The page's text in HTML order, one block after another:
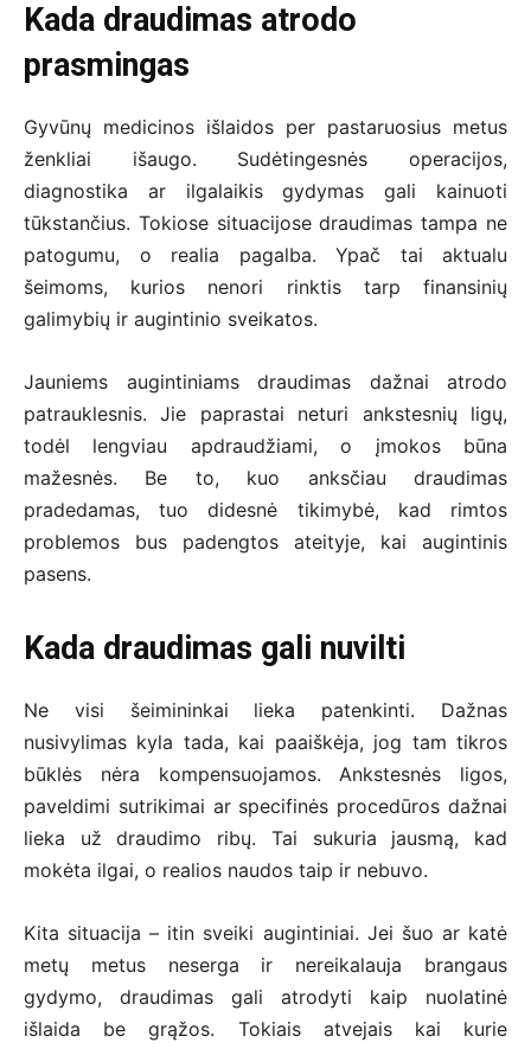
Kada draudimas atrodo
prasmingas
Gyvūnų medicinos išlaidos per pastaruosius metus
ženkliai išaugo. Sudėtingesnės operacijos,
diagnostika ar ilgalaikis gydymas gali kainuoti
tūkstančius. Tokiose situacijose draudimas tampa ne
patogumu, o realia pagalba. Ypač tai aktualu
šeimoms, kurios nenori rinktis tarp finansinių
galimybių ir augintinio sveikatos.
Jauniems augintiniams draudimas dažnai atrodo
patrauklesnis. Jie paprastai neturi ankstesnių ligų,
todėl lengviau apdraudžiami, o įmokos būna
mažesnės. Be to, kuo anksčiau draudimas
pradedamas, tuo didesnė tikimybė, kad rimtos
problemos bus padengtos ateityje, kai augintinis
pasens.
Kada draudimas gali nuvilti
Ne visi šeimininkai lieka patenkinti. Dažnas
nusivylimas kyla tada, kai paaiškėja, jog tam tikros
būklės nėra kompensuojamos. Ankstesnės ligos,
paveldimi sutrikimai ar specifinės procedūros dažnai
lieka už draudimo ribų. Tai sukuria jausmą, kad
mokėta ilgai, o realios naudos taip ir nebuvo.
Kita situacija – itin sveiki augintiniai. Jei šuo ar katė
metų metus neserga ir nereikalauja brangaus
gydymo, draudimas gali atrodyti kaip nuolatinė
išlaida be grąžos. Tokiais atvejais kai kurie